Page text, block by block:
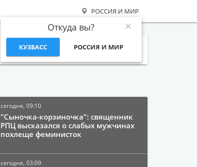
РОССИЯ И МИР
Откуда вы?
КУЗБАСС РОССИЯ И МИР
Поиск
сегодня, 09:10
"Сыночка-корзиночка": священник
РПЦ высказался о слабых мужчинах
похлеще феминисток
сегодня, 03:09